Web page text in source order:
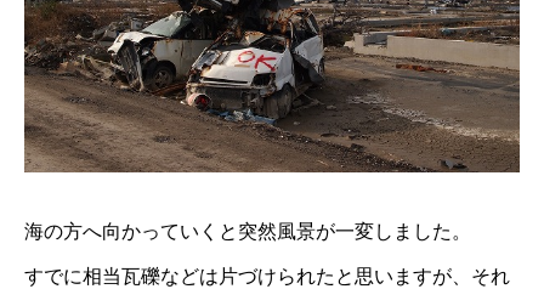
海の方へ向かっていくと突然風景が一変しました。
すでに相当瓦礫などは片づけられたと思いますが、それ